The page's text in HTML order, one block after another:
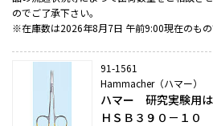
のでご了承下さい。
※在庫数は2026年8月7日 午前9:00現在のもの
91-1561
Hammacher（ハマー）
ハマー 研究実験用
ＨＳＢ３９０－１０